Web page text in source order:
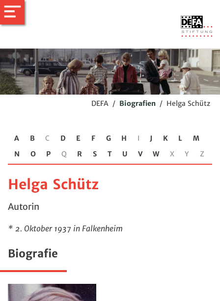
DEFA / Biografien / Helga Schütz
A B C D E F G H I J K L
M
N
O P Q R S T U V W X Y Z
Helga Schütz
Autorin
* 2. Oktober 1937 in Falkenheim
Biografie